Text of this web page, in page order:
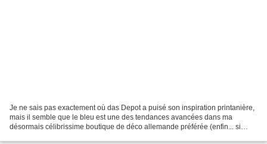
Je ne sais pas exactement où das Depot a puisé son inspiration printanière,
mais il semble que le bleu est une des tendances avancées dans ma
désormais célibrissime boutique de déco allemande préférée (enfin... si